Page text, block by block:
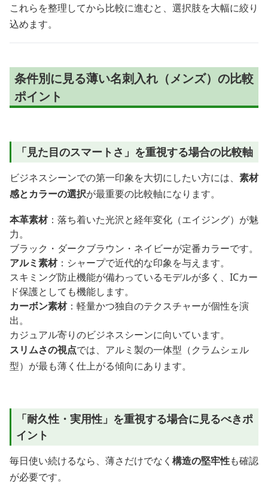
これらを整理してから比較に進むと、選択肢を大幅に絞り
込めます。
条件別に見る薄い名刺入れ（メンズ）の比較
ポイント
「見た目のスマートさ」を重視する場合の比較軸
ビジネスシーンでの第一印象を大切にしたい方には、 素材
感とカラーの選択が最重要の比較軸になります。
本革素材：落ち着いた光沢と経年変化（エイジング）が魅
力。
ブラック・ダークブラウン・ネイビーが定番カラーです。
アルミ素材：シャープで近代的な印象を与えます。
スキミング防止機能が備わっているモデルが多く、ICカー
ド保護としても機能します。
カーボン素材：軽量かつ独自のテクスチャーが個性を演
出。
カジュアル寄りのビジネスシーンに向いています。
スリムさの視点では、アルミ製の一体型（クラムシェル
型）が最も薄く仕上がる傾向にあります。
「耐久性・実用性」を重視する場合に見るべきポ
イント
毎日使い続けるなら、薄さだけでなく 構造の堅牢性も確認
が必要です。